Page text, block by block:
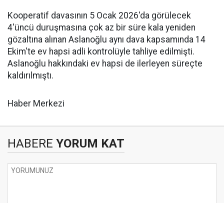
Kooperatif davasının 5 Ocak 2026'da görülecek
4'üncü duruşmasına çok az bir süre kala yeniden
gözaltına alınan Aslanoğlu aynı dava kapsamında 14
Ekim'te ev hapsi adli kontrolüyle tahliye edilmişti.
Aslanoğlu hakkındaki ev hapsi de ilerleyen süreçte
kaldırılmıştı.
Haber Merkezi
HABERE YORUM KAT